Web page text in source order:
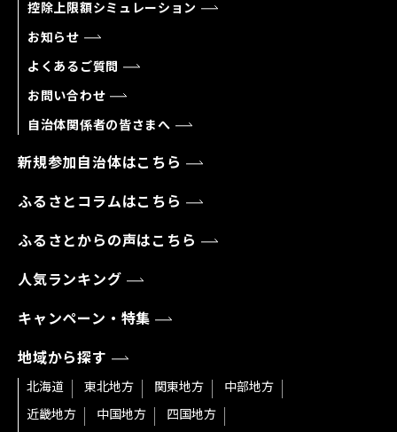
控除上限額シミュレーション
お知らせ
よくあるご質問
お問い合わせ
自治体関係者の皆さまへ
新規参加自治体はこちら
ふるさとコラムはこちら
ふるさとからの声はこちら
人気ランキング
キャンペーン・特集
地域から探す
北海道 東北地方 関東地方
中部地方
近畿地方
中国地方
四国地方